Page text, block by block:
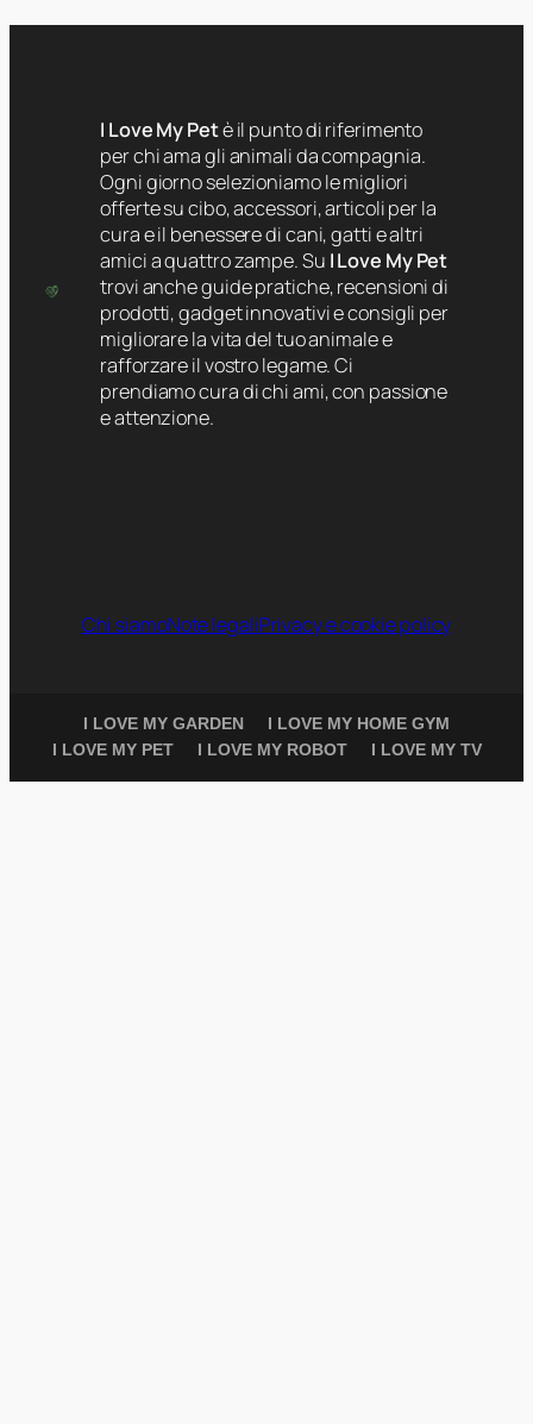
I Love My Petè il punto di riferimento
per chi ama gli animali da compagnia.
Ogni giorno selezioniamo le migliori
offerte su cibo, accessori, articoli per la
cura e il benessere di cani, gatti e altri
amici a quattro zampe. Su I Love My Pet
trovi anche guide pratiche, recensioni di
prodotti, gadget innovativi e consigli per
migliorare la vita del tuo animale e
rafforzare il vostro legame. Ci
prendiamo cura di chi ami, con passione
e attenzione.
Chi siamoNote legaliPrivacy e cookie policy
I LOVE MY GARDEN
I LOVE MY HOME GYM
I LOVE MY PET
I LOVE MY ROBOT I LOVE MY TV